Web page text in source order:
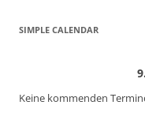
SIMPLE CALENDAR
Keine kommenden